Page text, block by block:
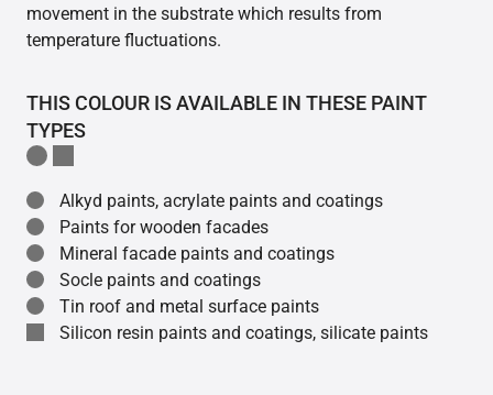
movement in the substrate which results from
temperature fluctuations.
THIS COLOUR IS AVAILABLE IN THESE PAINT
TYPES
Alkyd paints, acrylate paints and coatings
Paints for wooden facades
Mineral facade paints and coatings
Socle paints and coatings
Tin roof and metal surface paints
Silicon resin paints and coatings, silicate paints